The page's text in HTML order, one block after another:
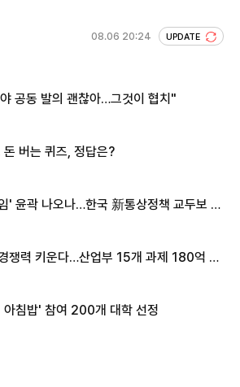
08.06 20:24 UPDATE
공동 발의 괜찮아…그것이 협치"
버는 퀴즈, 정답은?
' 윤곽 나오나…한국 新통상정책 교두보 활
쟁력 키운다…산업부 15개 과제 180억 지
아침밥' 참여 200개 대학 선정